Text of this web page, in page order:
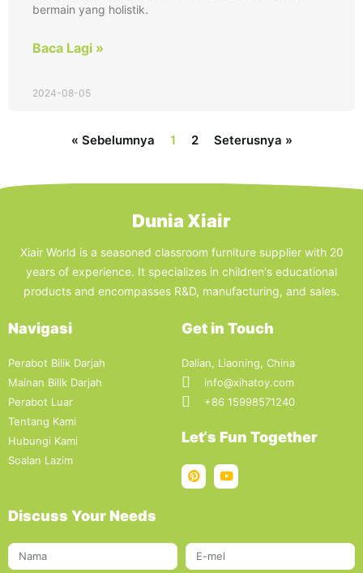
bermain yang holistik.
Baca Lagi »
2024-08-05
« Sebelumnya 1 2 Seterusnya »
Dunia Xiair
Xiair World is a seasoned classroom furniture supplier with 20
years of experience. It specializes in children's educational
products and encompasses R&D, manufacturing, and sales.
Navigasi
Perabot Bilik Darjah
Mainan Bilik Darjah
Perabot Luar
Tentang Kami
Hubungi Kami
Soalan Lazim
Get in Touch
Dalian, Liaoning, China
info@xihatoy.com
+86 15998571240
Let‘s Fun Together
Discuss Your Needs